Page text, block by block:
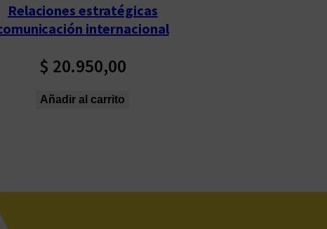
Relaciones estratégicas
internacional
$ 20.950,00
Añadir al carrito